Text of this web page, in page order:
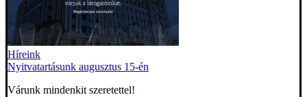
Híreink
Nyitvatartásunk augusztus 15-én
Várunk mindenkit szeretettel!